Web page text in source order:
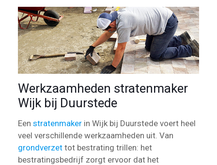
Werkzaamheden stratenmaker
Wijk bij Duurstede
Een stratenmakerin Wijk bij Duurstede voert heel
veel verschillende werkzaamheden uit. Van
grondverzettot bestrating trillen: het
bestratingsbedrijf zorgt ervoor dat het